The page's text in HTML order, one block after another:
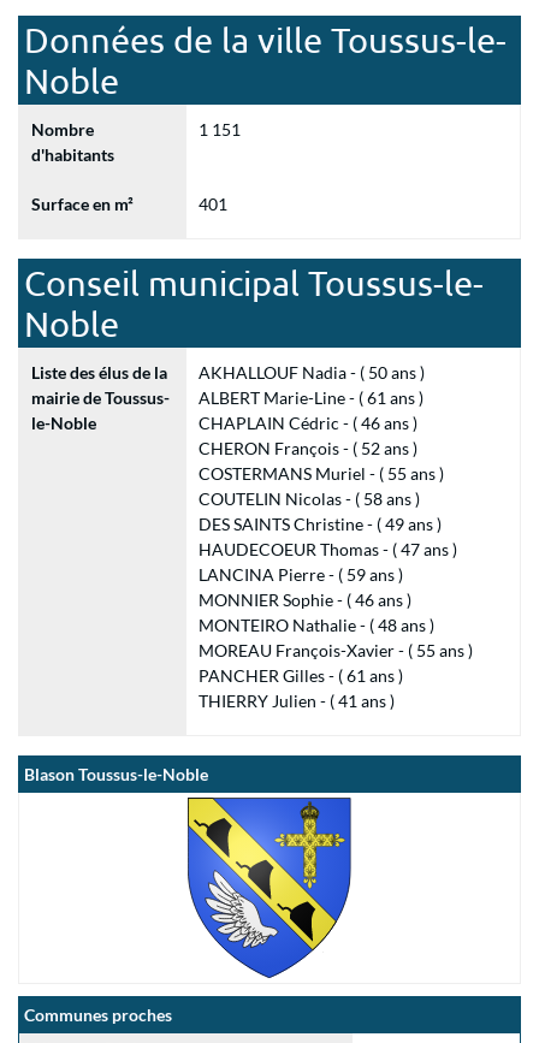
Données de la ville Toussus-le-
Noble
Nombre
d'habitants
1 151
Surface en m² 401
Conseil municipal Toussus-le-
Noble
Liste des élus de la
mairie de Toussus-
le-Noble
AKHALLOUF Nadia - ( 50 ans )
ALBERT Marie-Line - ( 61 ans )
CHAPLAIN Cédric - ( 46 ans )
CHERON François - ( 52 ans )
COSTERMANS Muriel - ( 55 ans )
COUTELIN Nicolas - ( 58 ans )
DES SAINTS Christine - ( 49 ans )
HAUDECOEUR Thomas - ( 47 ans )
LANCINA Pierre - ( 59 ans )
MONNIER Sophie - ( 46 ans )
MONTEIRO Nathalie - ( 48 ans )
MOREAU François-Xavier - ( 55 ans )
PANCHER Gilles - ( 61 ans )
THIERRY Julien - ( 41 ans )
Blason Toussus-le-Noble
Communes proches